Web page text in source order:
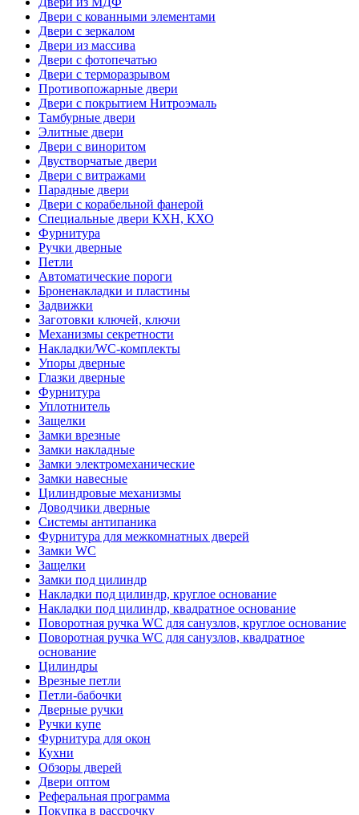
Двери с кованными элементами
Двери с зеркалом
Двери из массива
Двери с фотопечатью
Двери с терморазрывом
Противопожарные двери
Двери с покрытием Нитроэмаль
Тамбурные двери
Элитные двери
Двери с виноритом
Двустворчатые двери
Двери с витражами
Парадные двери
Двери с корабельной фанерой
Специальные двери КХН, КХО
Фурнитура
Ручки дверные
Петли
Автоматические пороги
Броненакладки и пластины
Задвижки
Заготовки ключей, ключи
Механизмы секретности
Накладки/WC-комплекты
Упоры дверные
Глазки дверные
Фурнитура
Уплотнитель
Защелки
Замки врезные
Замки накладные
Замки электромеханические
Замки навесные
Цилиндровые механизмы
Доводчики дверные
Системы антипаника
Фурнитура для межкомнатных дверей
Замки WC
Защелки
Замки под цилиндр
Накладки под цилиндр, круглое основание
Накладки под цилиндр, квадратное основание
Поворотная ручка WC для санузлов, круглое основание
Поворотная ручка WC для санузлов, квадратное
основание
Цилиндры
Врезные петли
Петли-бабочки
Дверные ручки
Ручки купе
Фурнитура для окон
Кухни
Обзоры дверей
Двери оптом
Реферальная программа
Покупка в рассрочку